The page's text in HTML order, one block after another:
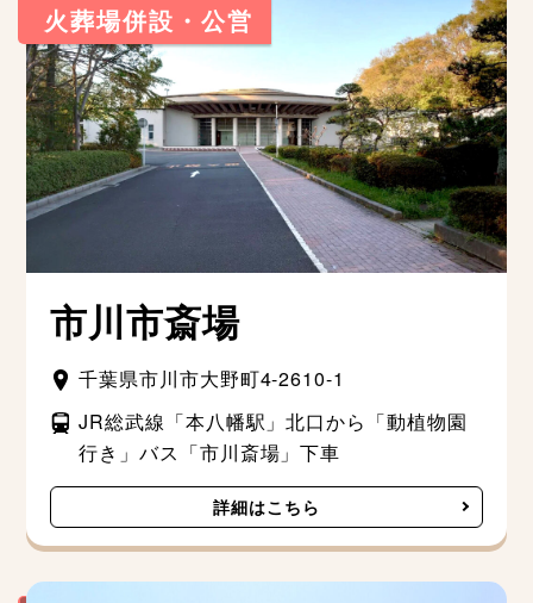
火葬場併設・公営
市川市斎場
千葉県市川市大野町4-2610-1
JR総武線「本八幡駅」北口から「動植物園
行き」バス「市川斎場」下車
詳細はこちら